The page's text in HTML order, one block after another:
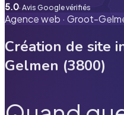
5.0· Avis Google vérifiés
Agence web · Groot-
Création de site
Gelmen (3800)